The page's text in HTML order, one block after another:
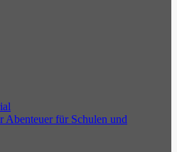
Abenteuer für Schulen und